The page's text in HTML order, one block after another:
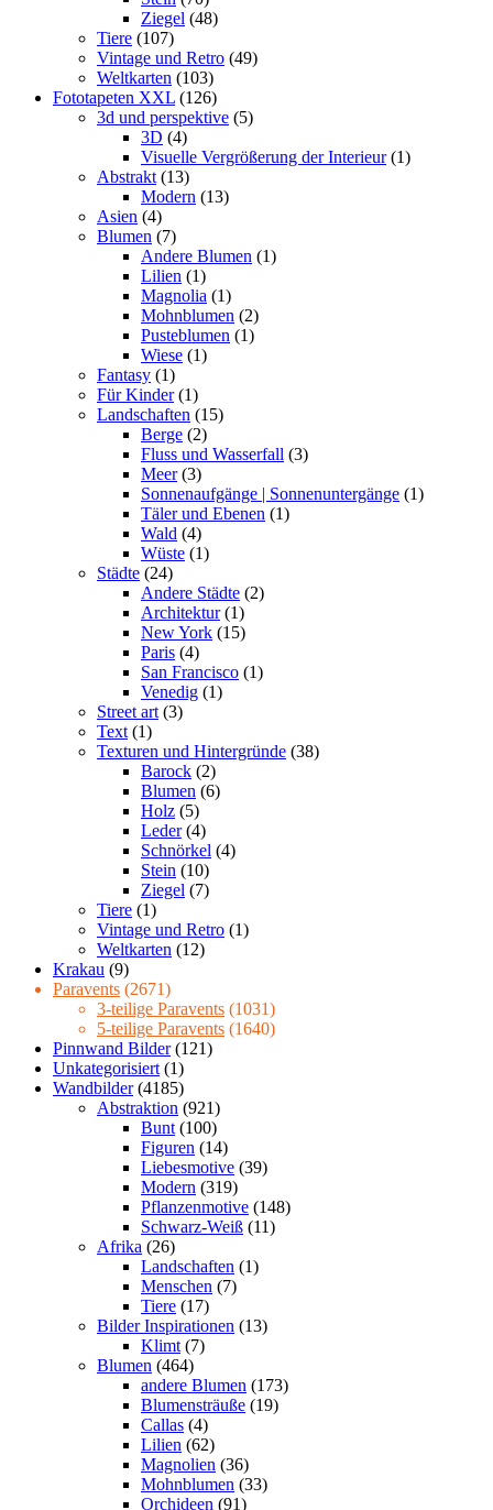
Ziegel (48)
Tiere (107)
Vintage und Retro (49)
Weltkarten (103)
Fototapeten XXL (126)
3d und perspektive (5)
3D (4)
Visuelle Vergrößerung der Interieur (1)
Abstrakt (13)
Modern (13)
Asien (4)
Blumen (7)
Andere Blumen (1)
Lilien (1)
Magnolia (1)
Mohnblumen (2)
Pusteblumen (1)
Wiese (1)
Fantasy (1)
Für Kinder (1)
Landschaften (15)
Berge (2)
Fluss und Wasserfall (3)
Meer (3)
Sonnenaufgänge | Sonnenuntergänge (1)
Täler und Ebenen (1)
Wald (4)
Wüste (1)
Städte (24)
Andere Städte (2)
Architektur (1)
New York (15)
Paris (4)
San Francisco (1)
Venedig (1)
Street art (3)
Text (1)
Texturen und Hintergründe (38)
Barock (2)
Blumen (6)
Holz (5)
Leder (4)
Schnörkel (4)
Stein (10)
Ziegel (7)
Tiere (1)
Vintage und Retro (1)
Weltkarten (12)
Krakau (9)
Paravents (2671)
3-teilige Paravents (1031)
5-teilige Paravents (1640)
Pinnwand Bilder (121)
Unkategorisiert (1)
Wandbilder (4185)
Abstraktion (921)
Bunt (100)
Figuren (14)
Liebesmotive (39)
Modern (319)
Pflanzenmotive (148)
Schwarz-Weiß (11)
Afrika (26)
Landschaften (1)
Menschen (7)
Tiere (17)
Bilder Inspirationen (13)
Klimt (7)
Blumen (464)
andere Blumen (173)
Blumensträuße (19)
Callas (4)
Lilien (62)
Magnolien (36)
Mohnblumen (33)
Orchideen (91)